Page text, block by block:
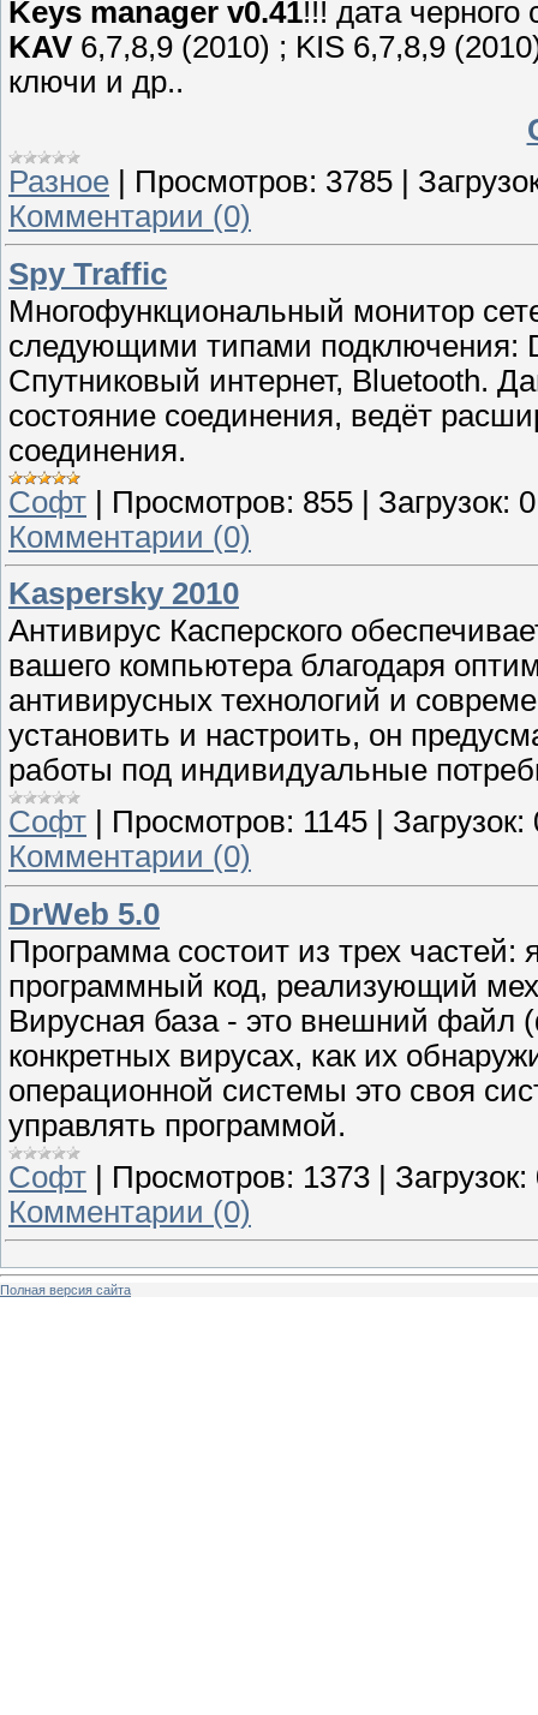
Keys manager v0.41!!! дата
KAV 6,7,8,9 (2010) ; KIS 6,7,8,9
ключи и др..
Разное | Просмотров: 3785 |
Комментарии (0)
Spy Traffic
Многофункциональный монитор
следующими типами подключения:
Спутниковый интернет, Bluetooth.
состояние соединения, ведёт
соединения.
Софт | Просмотров: 855 | Загрузок: 0
Комментарии (0)
Kaspersky 2010
Антивирус Касперского
вашего компьютера благодаря
антивирусных технологий и
установить и настроить, он
работы под индивидуальные
Софт
Просмотров: 1145 Загрузок:
Комментарии (0)
DrWeb 5.0
Программа состоит из трех
программный код, реализующий
Вирусная база - это внешний файл
конкретных вирусах, как их
операционной системы это своя
управлять программой.
Софт
Просмотров: 1373 Загрузок:
Комментарии (0)
Полная версия сайта